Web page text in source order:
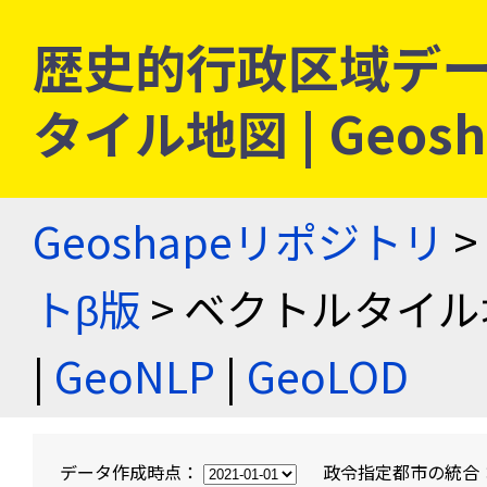
歴史的行政区域デ
タイル地図 |
Geoshapeリポジトリ >
トβ版 > ベクトルタイ
| GeoNLP | GeoLOD
データ作成時点： 政令指定都市の統